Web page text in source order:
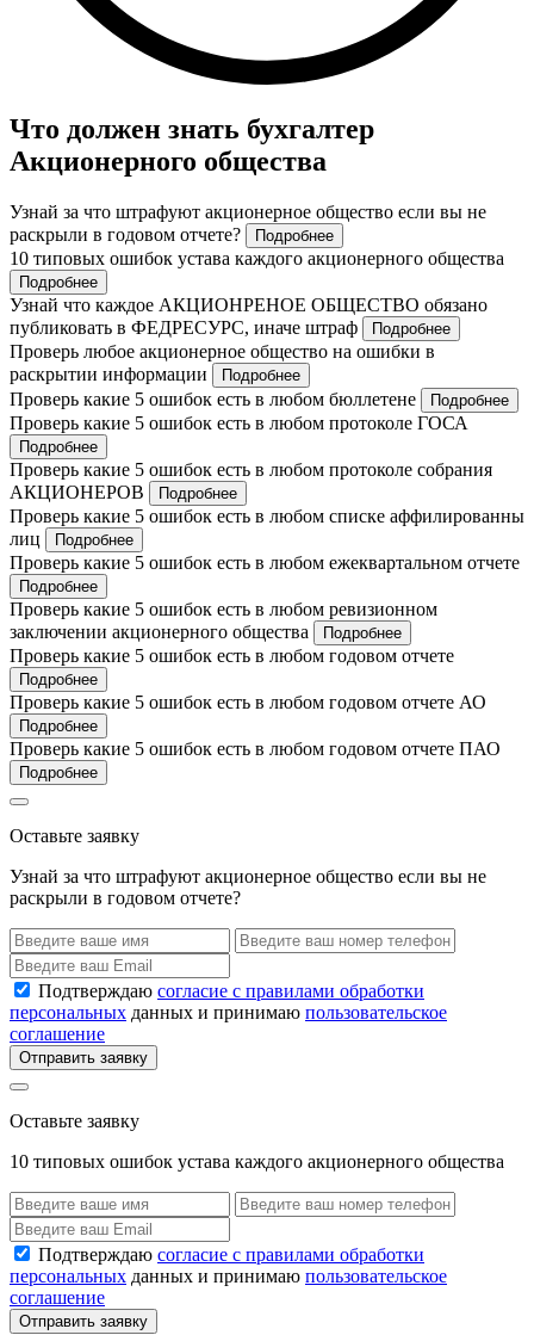
Что должен знать бухгалтер
Акционерного общества
Узнай за что штрафуют акционерное общество если вы не
раскрыли в годовом отчете?
Подробнее
10 типовых ошибок устава каждого акционерного общества
Подробнее
Узнай что каждое АКЦИОНРЕНОЕ ОБЩЕСТВО обязано
публиковать в ФЕДРЕСУРС, иначе штраф
Подробнее
Проверь любое акционерное общество на ошибки в
раскрытии информации
Подробнее
Проверь какие 5 ошибок есть в любом бюллетене Подробнее
Проверь какие 5 ошибок есть в любом протоколе ГОСА
Подробнее
Проверь какие 5 ошибок есть в любом протоколе собрания
АКЦИОНЕРОВ
Подробнее
Проверь какие 5 ошибок есть в любом списке аффилированны
лиц
Подробнее
Проверь какие 5 ошибок есть в любом ежеквартальном отчете
Подробнее
Проверь какие 5 ошибок есть в любом ревизионном
заключении акционерного общества
Подробнее
Проверь какие 5 ошибок есть в любом годовом отчете
Подробнее
Проверь какие 5 ошибок есть в любом годовом отчете АО
Подробнее
Проверь какие 5 ошибок есть в любом годовом отчете ПАО
Подробнее
Оставьте заявку
Узнай за что штрафуют акционерное общество если вы не
раскрыли в годовом отчете?
Подтверждаю согласие с правилами обработки
персональных данных и принимаю пользовательское
соглашение
Отправить заявку
Оставьте заявку
10 типовых ошибок устава каждого акционерного общества
Подтверждаю согласие с правилами обработки
персональных данных и принимаю пользовательское
соглашение
Отправить заявку